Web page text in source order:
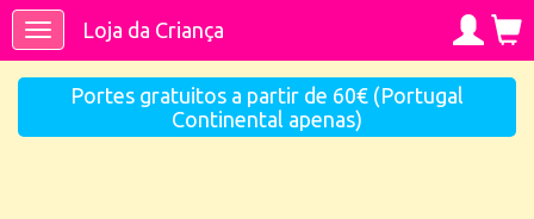
ToggleLoja da Criança
Portes gratuitos a partir de 60€ (Portugal
Continental apenas)